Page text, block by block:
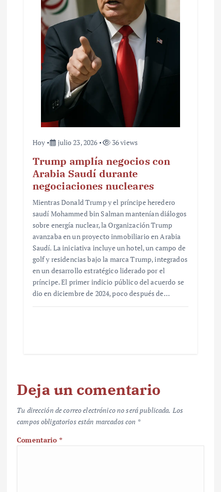
Hoy julio 23, 2026 36 views
Trump amplía negocios con
Arabia Saudí durante
negociaciones nucleares
Mientras Donald Trump y el príncipe heredero
saudí Mohammed bin Salman mantenían diálogos
sobre energía nuclear, la Organización Trump
avanzaba en un proyecto inmobiliario en Arabia
Saudí. La iniciativa incluye un hotel, un campo de
golf y residencias bajo la marca Trump, integrados
en un desarrollo estratégico liderado por el
príncipe. El primer indicio público del acuerdo se
dio en diciembre de 2024, poco después de…
Deja un comentario
Tu dirección de correo electrónico no será publicada. Los
campos obligatorios están marcados con *
Comentario *